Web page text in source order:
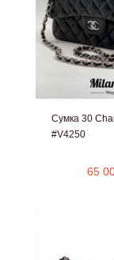
Сумка 30
#V4250
65